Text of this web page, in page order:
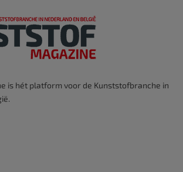
is hét platform voor de Kunststofbranche in